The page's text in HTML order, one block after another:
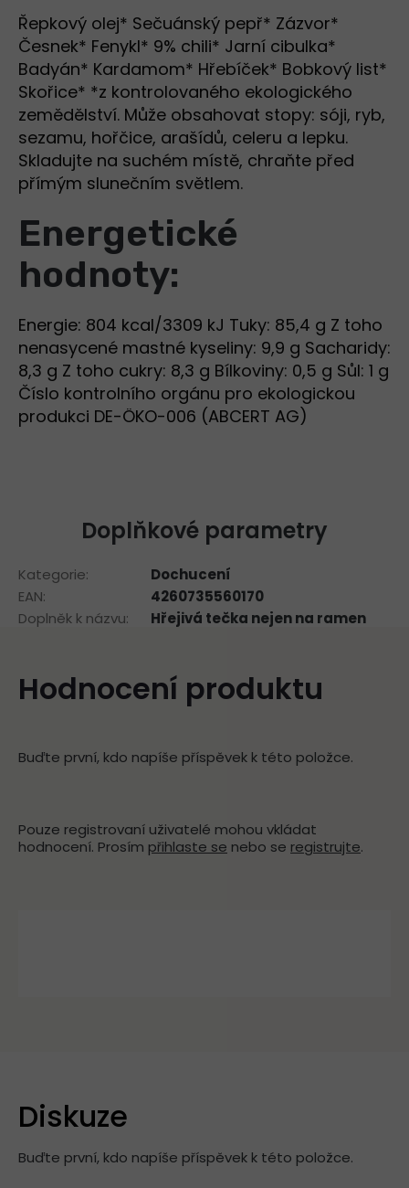
Řepkový olej* Sečuánský pepř* Zázvor*
Česnek* Fenykl* 9% chili* Jarní cibulka*
Badyán* Kardamom* Hřebíček* Bobkový list*
Skořice* *z kontrolovaného ekologického
zemědělství. Může obsahovat stopy: sóji, ryb,
sezamu, hořčice, arašídů, celeru a lepku.
Skladujte na suchém místě, chraňte před
přímým slunečním světlem.
Energetické
hodnoty:
Energie: 804 kcal/3309 kJ Tuky: 85,4 g Z toho
nenasycené mastné kyseliny: 9,9 g Sacharidy:
8,3 g Z toho cukry: 8,3 g Bílkoviny: 0,5 g Sůl: 1 g
Číslo kontrolního orgánu pro ekologickou
produkci DE-ÖKO-006 (ABCERT AG)
Doplňkové parametry
Kategorie:
Dochucení
EAN:
4260735560170
Doplněk k názvu: Hřejivá tečka nejen na ramen
Hodnocení produktu
Buďte první, kdo napíše příspěvek k této položce.
Pouze registrovaní uživatelé mohou vkládat
hodnocení. Prosím přihlaste se nebo se registrujte.
Diskuze
Buďte první, kdo napíše příspěvek k této položce.